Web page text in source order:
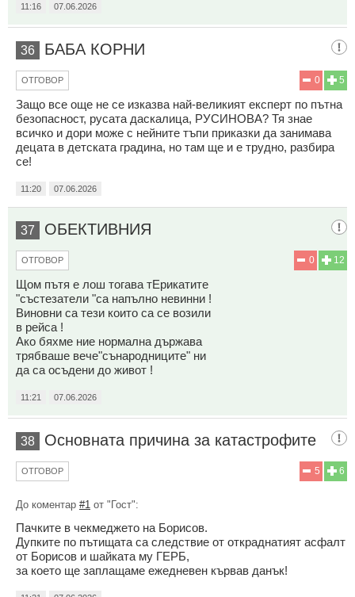
11:16 07.06.2026
36 БАБА КОРНИ
5
0
ОТГОВОР
Защо все още не се изказва най-великият експерт по пътна
безопасност, русата даскалица, РУСИНОВА? Тя знае
всичко и дори може с нейните тъпи приказки да занимава
децата в детската градина, но там ще и е трудно, разбира
се!
11:20 07.06.2026
37 ОБЕКТИВНИЯ
12
0
ОТГОВОР
Щом пътя е лош тогава тЕрикатите
"състезатели "са напълно невинни !
Виновни са тези които са се возили
в рейса !
Ако бяхме ние нормална държава
трябваше вече"сънародниците" ни
да са осъдени до живот !
11:21 07.06.2026
38 Основната причина за катастрофите
6
5
ОТГОВОР
До коментар #1 от "Гост":
Пачките в чекмеджето на Борисов.
Дупките по пътищата са следствие от откраднатият асфалт
от Борисов и шайката му ГЕРБ,
за което ще заплащаме ежедневен кървав данък!